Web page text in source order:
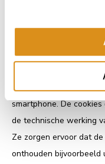
BIPV.world B.V.
analytische cookies die
cookie is een klein
deze website wordt
smartphone. De
de technische werking
Ze zorgen ervoor dat
onthouden bijvoorbeeld